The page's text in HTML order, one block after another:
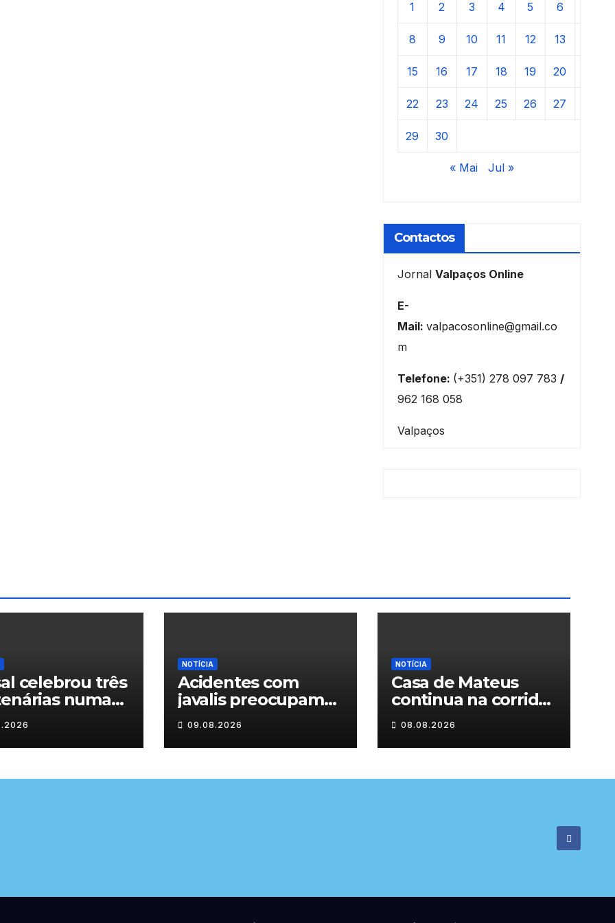
1 2 3 4 5 6
8 9 10 11 12 13
15 16 17 18 19 20
22 23 24 25 26 27
29 30
« Mai Jul »
Contactos
Jornal Valpaços Online
E-
Mail: valpacosonline@gmail.co
m
Telefone: (+351) 278 097 783 /
962 168 058
Valpaços
celebrou três
numa
a um
de histórias
NOTÍCIA
Acidentes com
javalis preocupam
nas estradas de
Trás-os-Montes
09.08.2026
NOTÍCIA
Casa de Mateus
continua na corrida
das Novas 7
Maravilhas de
Portugal
08.08.2026